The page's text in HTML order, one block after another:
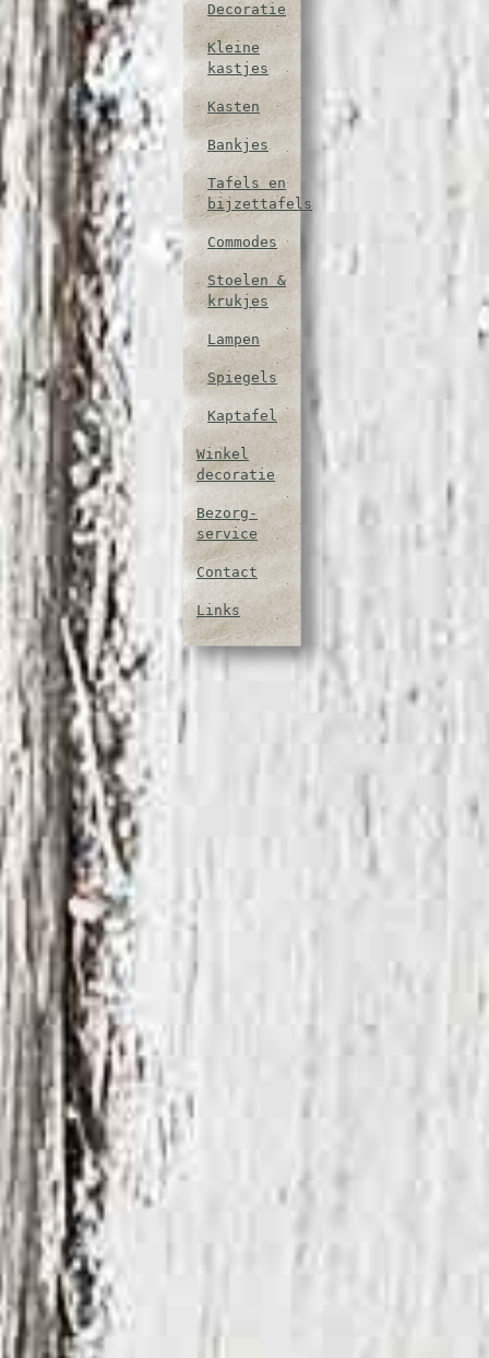
Decoratie
Kleine
kastjes
Kasten
Bankjes
Tafels en
bijzettafels
Commodes
Stoelen &
krukjes
Lampen
Spiegels
Kaptafel
Winkel
decoratie
Bezorg-
service
Contact
Links